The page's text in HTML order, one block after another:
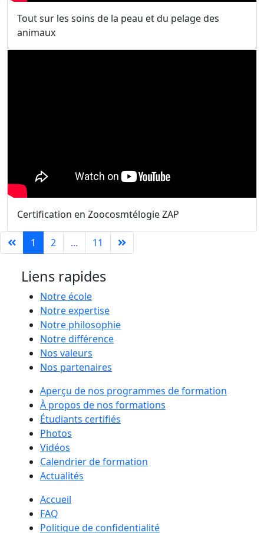
Tout sur les soins de la peau et du pelage des
animaux
Certification en Zoocosmtélogie ZAP
1 2 ... 11
Liens rapides
Notre école
Notre expertise
Notre philosophie
Notre différence
Nos valeurs
Nos partenaires
Aperçu de nos programmes de formation
À propos de nos formations
Étudiants certifiés
Photos
Vidéos
Calendrier de formation
Actualités
Accueil
FAQ
Politique de confidentialité